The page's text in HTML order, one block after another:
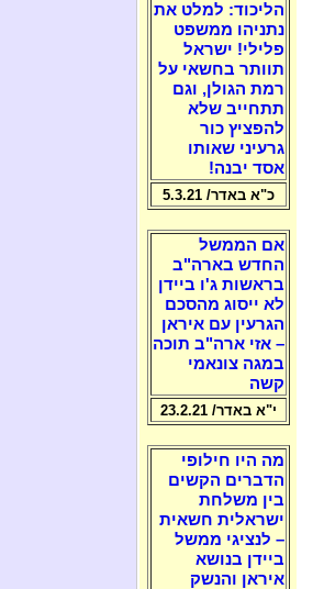
הליכוד: למלט את
נתניהו ממשפט
פלילי! ישראל
תוותר בחשאי על
רמת הגולן, וגם
תתחייב שלא
להפציץ כור
גרעיני שאותו
אסד יבנה!
כ"א באדר/ 5.3.21
אם הממשל
החדש בארה"ב
בראשות ג'ו ביידן
לא ייסוג מהסכם
הגרעין עם איראן
– אזי ארה"ב תוכה
במגה צונאמי
קשה
י"א באדר/ 23.2.21
מה היו חילופי
הדברים הקשים
בין משלחת
ישראלית חשאית
– לנציגי ממשל
ביידן בנושא
איראן והנשק